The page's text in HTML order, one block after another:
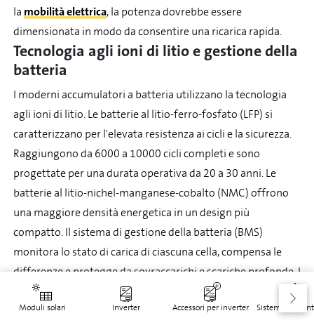
Moduli solari Inverter Accessori per inverter Sistemi di
la mobilità elettrica, la potenza dovrebbe essere
dimensionata in modo da consentire una ricarica rapida.
Tecnologia agli ioni di litio e gestione della
batteria
I moderni accumulatori a batteria utilizzano la tecnologia
agli ioni di litio. Le batterie al litio-ferro-fosfato (LFP) si
caratterizzano per l'elevata resistenza ai cicli e la sicurezza.
Raggiungono da 6000 a 10000 cicli completi e sono
progettate per una durata operativa da 20 a 30 anni. Le
batterie al litio-nichel-manganese-cobalto (NMC) offrono
una maggiore densità energetica in un design più
compatto. Il sistema di gestione della batteria (BMS)
monitora lo stato di carica di ciascuna cella, compensa le
differenze e protegge da sovraccarichi e scariche profonde. I
BMS di alta qualità prolungano notevolmente la durata e
garantiscono condizioni di funzionamento sicure.